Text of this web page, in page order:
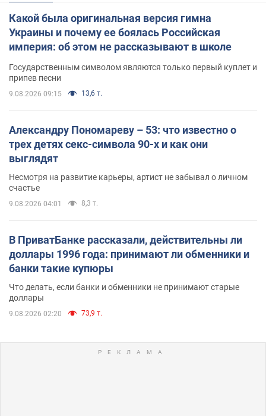
Какой была оригинальная версия гимна
Украины и почему ее боялась Российская
империя: об этом не рассказывают в школе
Государственным символом являются только первый куплет и
припев песни
9.08.2026 09:15 13,6 т.
Александру Пономареву – 53: что известно о
трех детях секс-символа 90-х и как они
выглядят
Несмотря на развитие карьеры, артист не забывал о личном
счастье
9.08.2026 04:01 8,3 т.
В ПриватБанке рассказали, действительны ли
доллары 1996 года: принимают ли обменники и
банки такие купюры
Что делать, если банки и обменники не принимают старые
доллары
9.08.2026 02:20 73,9 т.